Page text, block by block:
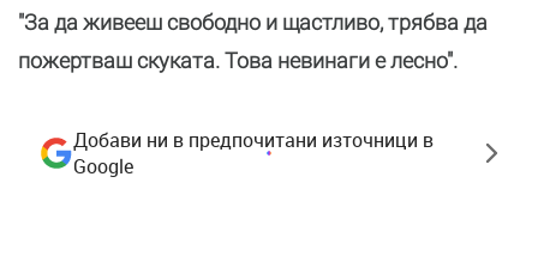
"За да живееш свободно и щастливо, трябва да
пожертваш скуката. Това невинаги е лесно".
Добави ни в предпочитани източници в
Google